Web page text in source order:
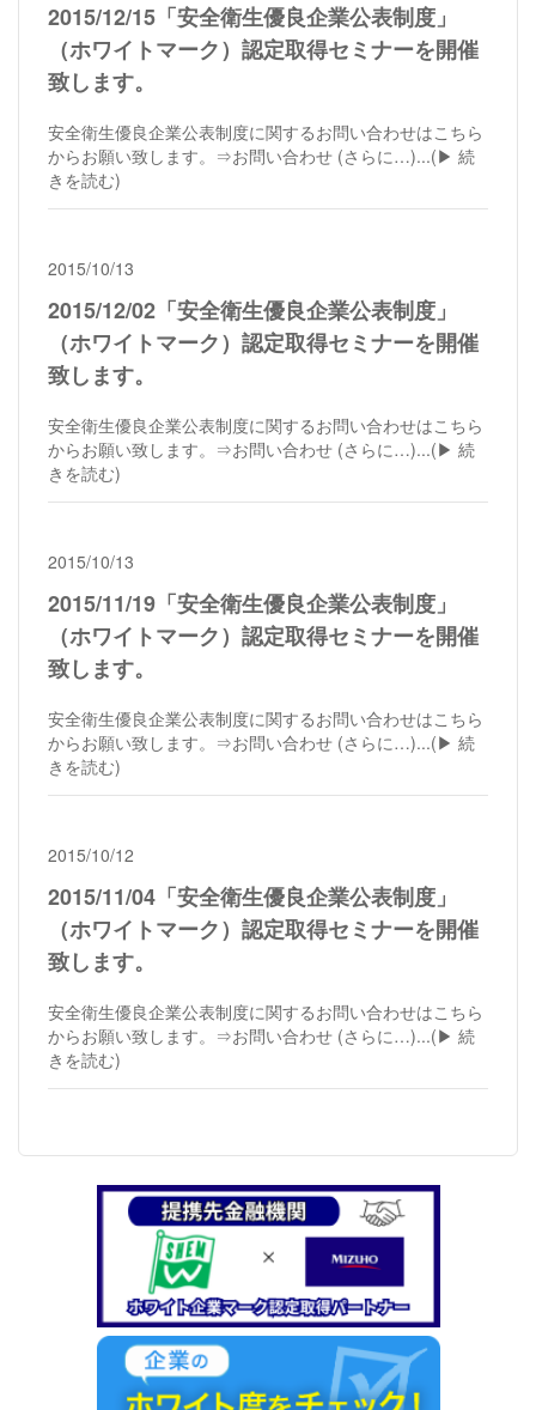
2015/12/15「安全衛生優良企業公表制度」
（ホワイトマーク）認定取得セミナーを開催
致します。
安全衛生優良企業公表制度に関するお問い合わせはこちら
からお願い致します。⇒お問い合わせ (さらに…)...(▶︎ 続
きを読む)
2015/10/13
2015/12/02「安全衛生優良企業公表制度」
（ホワイトマーク）認定取得セミナーを開催
致します。
安全衛生優良企業公表制度に関するお問い合わせはこちら
からお願い致します。⇒お問い合わせ (さらに…)...(▶︎ 続
きを読む)
2015/10/13
2015/11/19「安全衛生優良企業公表制度」
（ホワイトマーク）認定取得セミナーを開催
致します。
安全衛生優良企業公表制度に関するお問い合わせはこちら
からお願い致します。⇒お問い合わせ (さらに…)...(▶︎ 続
きを読む)
2015/10/12
2015/11/04「安全衛生優良企業公表制度」
（ホワイトマーク）認定取得セミナーを開催
致します。
安全衛生優良企業公表制度に関するお問い合わせはこちら
からお願い致します。⇒お問い合わせ (さらに…)...(▶︎ 続
きを読む)